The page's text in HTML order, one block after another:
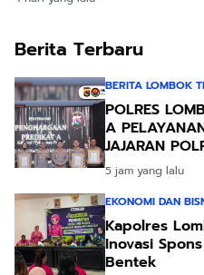
Berita Terbaru
BERITA LOMBOK
POLRES
A
JAJARAN
5 jam yang lalu
EKONOMI DAN
Kapolres
Inovasi
Bentek